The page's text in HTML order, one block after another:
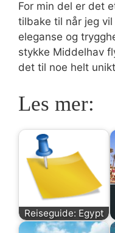
For min del er det
tilbake til når jeg
eleganse og
stykke Middelhav
det til noe helt
Les mer:
Reiseguide: Egypt